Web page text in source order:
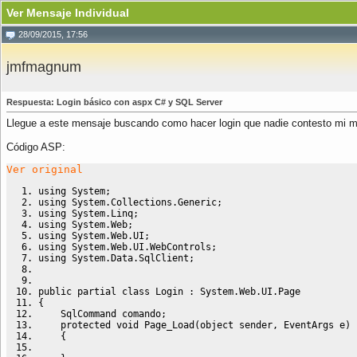
Ver Mensaje Individual
28/09/2015, 17:56
jmfmagnum
Respuesta: Login básico con aspx C# y SQL Server
Llegue a este mensaje buscando como hacer login que nadie contesto mi
Código ASP:
Ver original
using System;
using System.Collections .Generic;
using System. Linq;
using System.Web;
using System.Web.UI ;
using System.Web.UI .WebControls ;
using System. Data.SqlClient ;
public partial class Login : System.Web.UI . Page
{
SqlCommand comando;
protected void Page_Load (object sender, EventArgs e)
{